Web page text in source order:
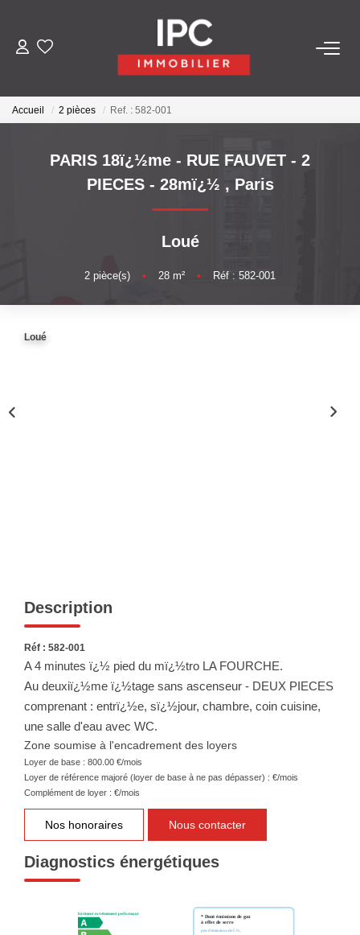
ACHETER
LOUER
LES AGENCES
Accueil 2 pièces Ref. : 582-001
PARIS 18ï¿½me - RUE FAUVET - 2
PIECES - 28mï¿½ , Paris
Loué
2 pièce(s) • 28 m² • Réf : 582-001
Loué
Description
Réf : 582-001
A 4 minutes ï¿½ pied du mï¿½tro LA FOURCHE.
Au deuxiï¿½me ï¿½tage sans ascenseur - DEUX PIECES
comprenant : entrï¿½e, sï¿½jour, chambre, coin cuisine,
une salle d'eau avec WC.
Zone soumise à l'encadrement des loyers
Loyer de base : 800.00 €/mois
Loyer de référence majoré (loyer de base à ne pas dépasser) : €/mois
Complément de loyer : €/mois
Nos honoraires Nous contacter
Diagnostics énergétiques